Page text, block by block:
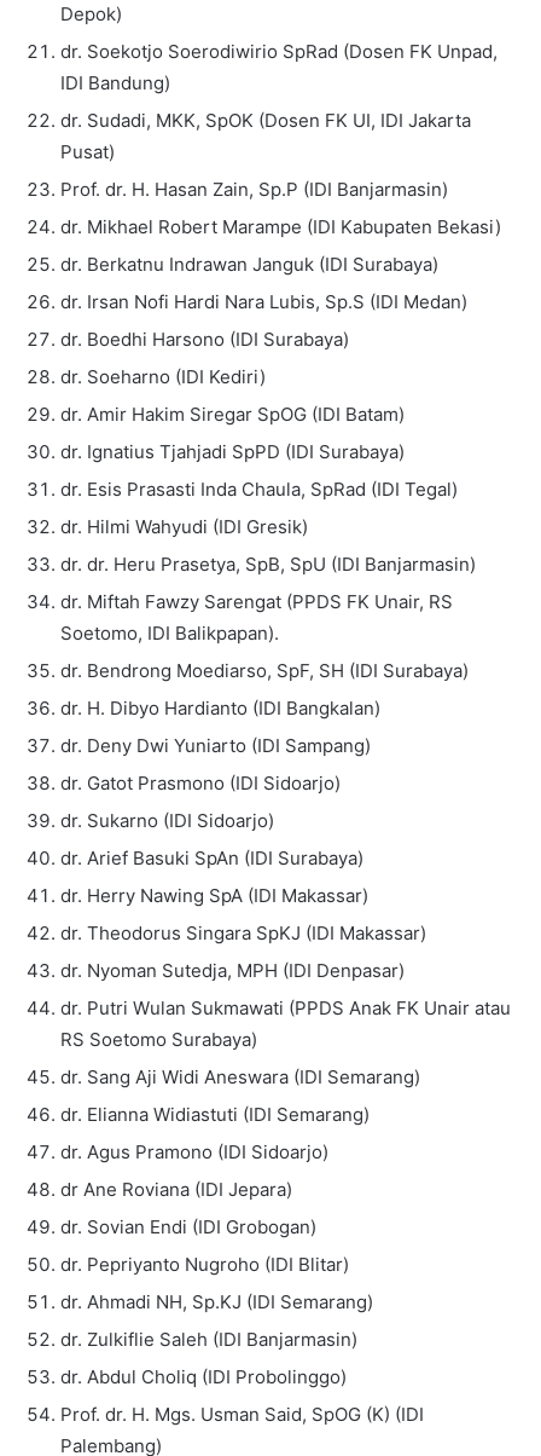
Depok)
dr. Soekotjo Soerodiwirio SpRad (Dosen FK Unpad,
IDI Bandung)
dr. Sudadi, MKK, SpOK (Dosen FK UI, IDI Jakarta
Pusat)
Prof. dr. H. Hasan Zain, Sp.P (IDI Banjarmasin)
dr. Mikhael Robert Marampe (IDI Kabupaten Bekasi)
dr. Berkatnu Indrawan Janguk (IDI Surabaya)
dr. Irsan Nofi Hardi Nara Lubis, Sp.S (IDI Medan)
dr. Boedhi Harsono (IDI Surabaya)
dr. Soeharno (IDI Kediri)
dr. Amir Hakim Siregar SpOG (IDI Batam)
dr. Ignatius Tjahjadi SpPD (IDI Surabaya)
dr. Esis Prasasti Inda Chaula, SpRad (IDI Tegal)
dr. Hilmi Wahyudi (IDI Gresik)
dr. dr. Heru Prasetya, SpB, SpU (IDI Banjarmasin)
dr. Miftah Fawzy Sarengat (PPDS FK Unair, RS
Soetomo, IDI Balikpapan).
dr. Bendrong Moediarso, SpF, SH (IDI Surabaya)
dr. H. Dibyo Hardianto (IDI Bangkalan)
dr. Deny Dwi Yuniarto (IDI Sampang)
dr. Gatot Prasmono (IDI Sidoarjo)
dr. Sukarno (IDI Sidoarjo)
dr. Arief Basuki SpAn (IDI Surabaya)
dr. Herry Nawing SpA (IDI Makassar)
dr. Theodorus Singara SpKJ (IDI Makassar)
dr. Nyoman Sutedja, MPH (IDI Denpasar)
dr. Putri Wulan Sukmawati (PPDS Anak FK Unair atau
RS Soetomo Surabaya)
dr. Sang Aji Widi Aneswara (IDI Semarang)
dr. Elianna Widiastuti (IDI Semarang)
dr. Agus Pramono (IDI Sidoarjo)
dr Ane Roviana (IDI Jepara)
dr. Sovian Endi (IDI Grobogan)
dr. Pepriyanto Nugroho (IDI Blitar)
dr. Ahmadi NH, Sp.KJ (IDI Semarang)
dr. Zulkiflie Saleh (IDI Banjarmasin)
dr. Abdul Choliq (IDI Probolinggo)
Prof. dr. H. Mgs. Usman Said, SpOG (K) (IDI
Palembang)